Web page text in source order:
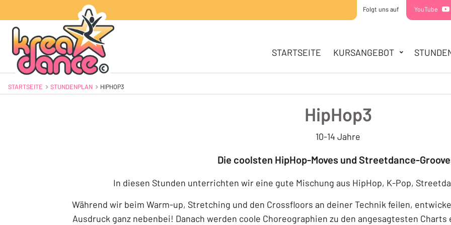
Folgt uns auf YouTube
HAUPTNAVIGATION
STARTSEITE
TEENS
STUNDENPLAN
SOMMERCAMPS
TEAM
STANDORTE
STARTSEITE KURSANGEBOT
STARTSEITE STUNDENPLAN AKTUELL: HIPHOP3
HIPHOP3
HipHop3
10-14 Jahre
Die coolsten HipHop-Moves und Streetdance-
In diesen Stunden unterrichten wir eine gute Mischung aus HipHop, K-Pop,
Während wir beim Warm-up, Stretching und den Crossfloors an deiner Technik feilen,
Ausdruck ganz nebenbei! Danach werden coole Choreographien zu den angesagtesten